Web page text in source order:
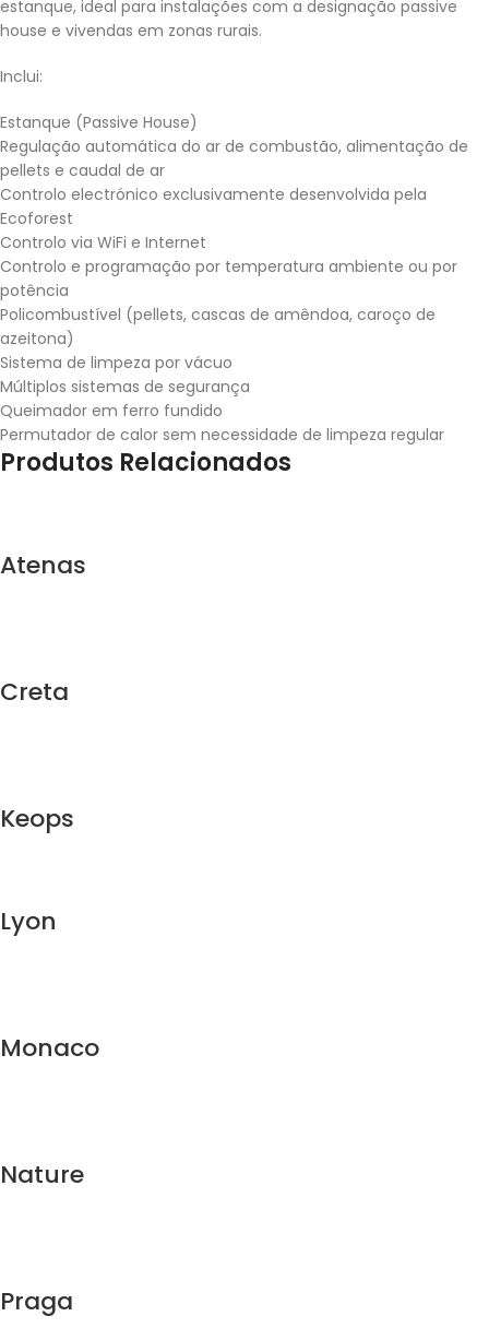
estanque, ideal para instalações com a designação passive
house e vivendas em zonas rurais.
Inclui:
Estanque (Passive House)
Regulação automática do ar de combustão, alimentação de
pellets e caudal de ar
Controlo electrónico exclusivamente desenvolvida pela
Ecoforest
Controlo via WiFi e Internet
Controlo e programação por temperatura ambiente ou por
potência
Policombustível (pellets, cascas de amêndoa, caroço de
azeitona)
Sistema de limpeza por vácuo
Múltiplos sistemas de segurança
Queimador em ferro fundido
Permutador de calor sem necessidade de limpeza regular
Produtos Relacionados
Atenas
Creta
Keops
Lyon
Monaco
Nature
Praga